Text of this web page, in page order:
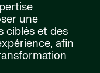
une
ciblés et des
afin